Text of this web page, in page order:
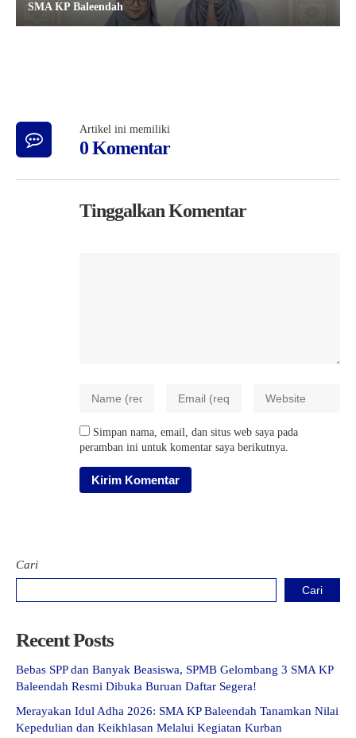
SMA KP Baleendah
Artikel ini memiliki
0 Komentar
Tinggalkan Komentar
Simpan nama, email, dan situs web saya pada
peramban ini untuk komentar saya berikutnya.
Cari
Cari
Recent Posts
Bebas SPP dan Banyak Beasiswa, SPMB Gelombang 3 SMA KP
Baleendah Resmi Dibuka Buruan Daftar Segera!
Merayakan Idul Adha 2026: SMA KP Baleendah Tanamkan Nilai
Kepedulian dan Keikhlasan Melalui Kegiatan Kurban